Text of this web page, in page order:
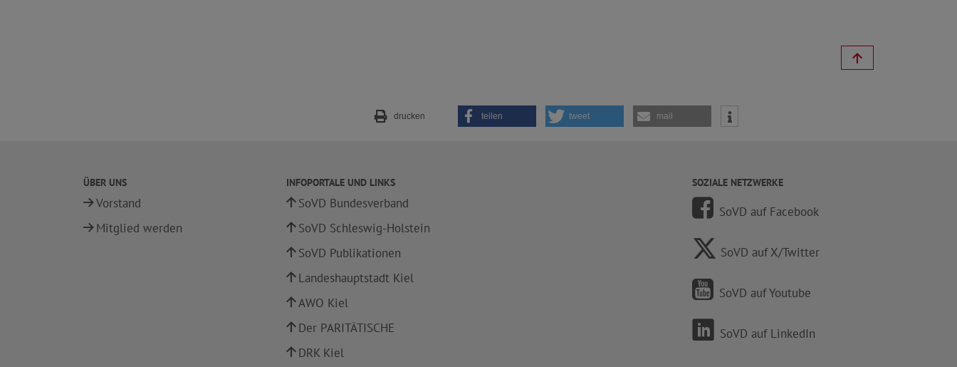
drucken teilen tweet mail
ÜBER UNS
Vorstand
Mitglied werden
INFOPORTALE UND LINKS
SoVD Bundesverband
SoVD Schleswig-Holstein
SoVD Publikationen
Landeshauptstadt Kiel
AWO Kiel
Der PARITÄTISCHE
DRK Kiel
SOZIALE NETZWERKE
SoVD auf Facebook
SoVD auf X/Twitter
SoVD auf Youtube
SoVD auf LinkedIn